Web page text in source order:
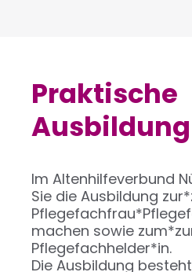
Praktische
Ausbildung
Im Altenhilfeverbund
Sie die Ausbildung
machen sowie
Pflegefachhelder*in.
Die Ausbildung